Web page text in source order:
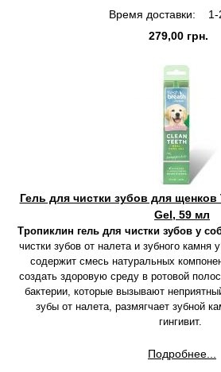
Время доставки:
1-
279,00 грн.
Гель для чистки зубов для
Gel, 59 мл
Тропиклин гель для чистки зубов у
чистки зубов от налета и зубного
содержит смесь натуральных
создать здоровую среду в ротовой
бактерии, которые вызывают
зубы от налета, размягчает зубной
гингивит.
Подробнее...